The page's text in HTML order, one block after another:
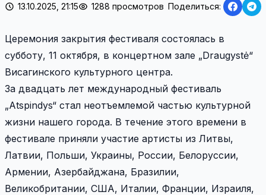
13.10.2025, 21:15 1288 просмотров Поделиться:
Церемония закрытия фестиваля состоялась в
субботу, 11 октября, в концертном зале „Draugystė“
Висагинского культурного центра.
За двадцать лет международный фестиваль
„Atspindys“ стал неотъемлемой частью культурной
жизни нашего города. В течение этого времени в
фестивале приняли участие артисты из Литвы,
Латвии, Польши, Украины, России, Белоруссии,
Армении, Азербайджана, Бразилии,
Великобритании, США, Италии, Франции, Израиля,